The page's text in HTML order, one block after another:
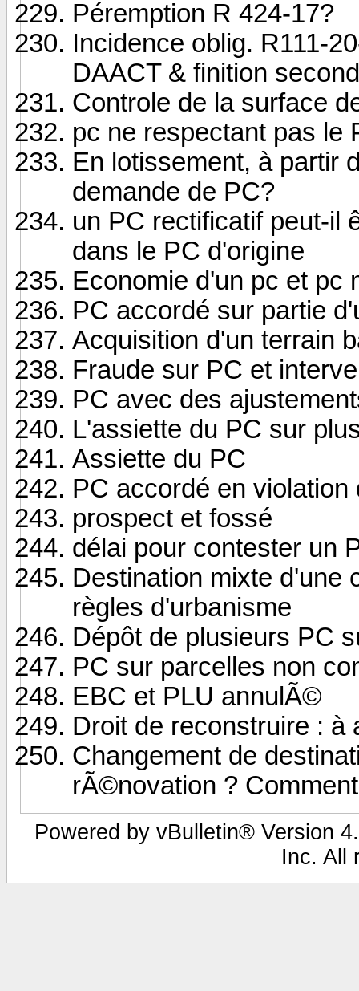
Péremption R 424-17?
Incidence oblig. R111-
DAACT & finition
Controle de la surface
pc ne respectant pas le
En lotissement, à partir
demande de PC?
un PC rectificatif peut-il
dans le PC d'origine
Economie d'un pc et pc
PC accordé sur partie
Acquisition d'un terrain
Fraude sur PC et
PC avec des
L'assiette du PC sur
Assiette du PC
PC accordé en
prospect et fossé
délai pour contester un
Destination mixte d'une
règles d'urbanisme
Dépôt de plusieurs PC
PC sur parcelles non
EBC et PLU annulÃ©
Droit de reconstruire : à
Changement de
rÃ©novation ?
Powered by vBulletin® Version
Inc. All